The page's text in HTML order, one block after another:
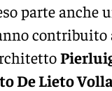
parte anche
De Lieto